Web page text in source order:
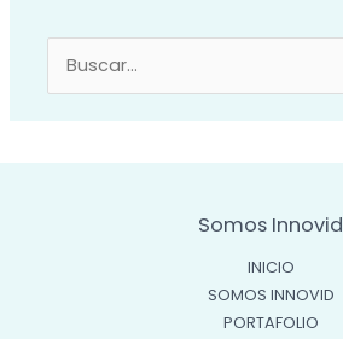
Buscar
por:
Somos Innovid
INICIO
SOMOS INNOVID
PORTAFOLIO